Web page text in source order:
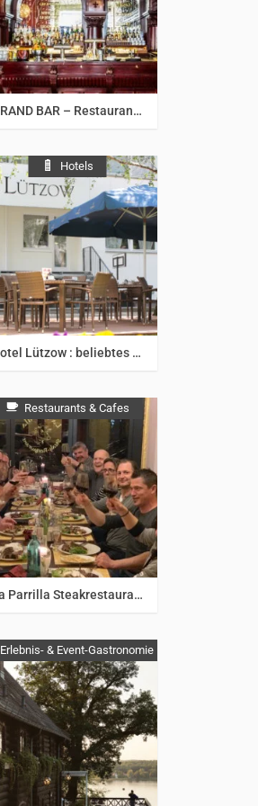
Berlin & Umgebung GRAND BAR – Restaurant | Bar | Lounge in Berlin-Mitte
Hotels
Berlin & Umgebung Hotel Lützow : beliebtes zentrales Stadthotel
Restaurants & Cafes
Berlin & Umgebung La Parrilla Steakrestaurant
Erlebnis- & Event-Gastronomie